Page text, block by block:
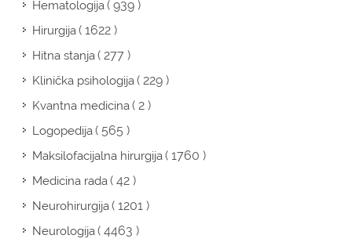
Hematologija( 939 )
Hirurgija( 1622 )
Hitna stanja( 277 )
Klinička psihologija( 229 )
Kvantna medicina( 2 )
Logopedija( 565 )
Maksilofacijalna hirurgija( 1760 )
Medicina rada( 42 )
Neurohirurgija( 1201 )
Neurologija( 4463 )